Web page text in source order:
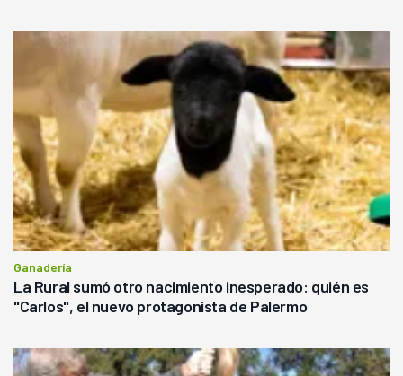
Ganadería
La Rural sumó otro nacimiento inesperado: quién es
"Carlos", el nuevo protagonista de Palermo